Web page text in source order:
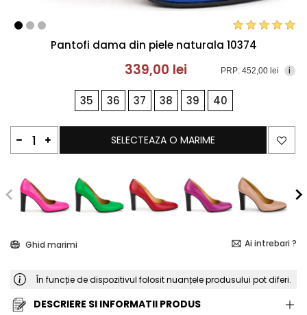
Pantofi dama din piele naturala 10374
339,00 lei PRP: 452,00 lei i
35 36 37 38 39 40
SELECTEAZA O MARIME
Ghid marimi Ai intrebari ?
În funcție de dispozitivul folosit nuanțele produsului pot diferi.
DESCRIERE SI INFORMATII PRODUS